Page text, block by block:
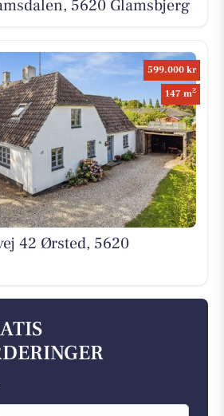
5620 Glamsbjerg
599.000 kr
147 m2
42 Ørsted, 5620